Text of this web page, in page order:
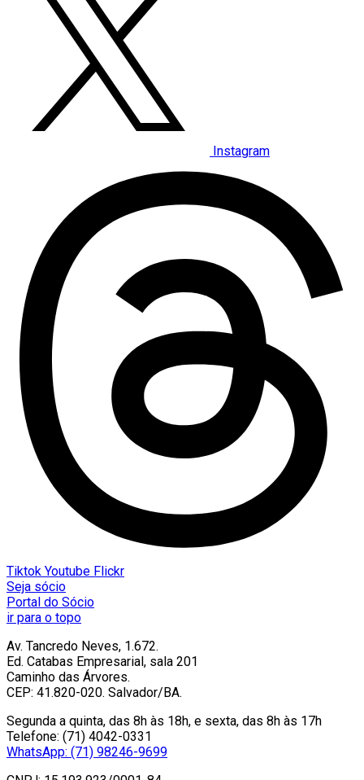
Instagram
Tiktok Youtube Flickr
Seja sócio
Portal do Sócio
ir para o topo
Av. Tancredo Neves, 1.672.
Ed. Catabas Empresarial, sala 201
Caminho das Árvores.
CEP: 41.820-020. Salvador/BA.
Segunda a quinta, das 8h às 18h, e sexta, das 8h às 17h
Telefone: (71) 4042-0331
WhatsApp: (71) 98246-9699